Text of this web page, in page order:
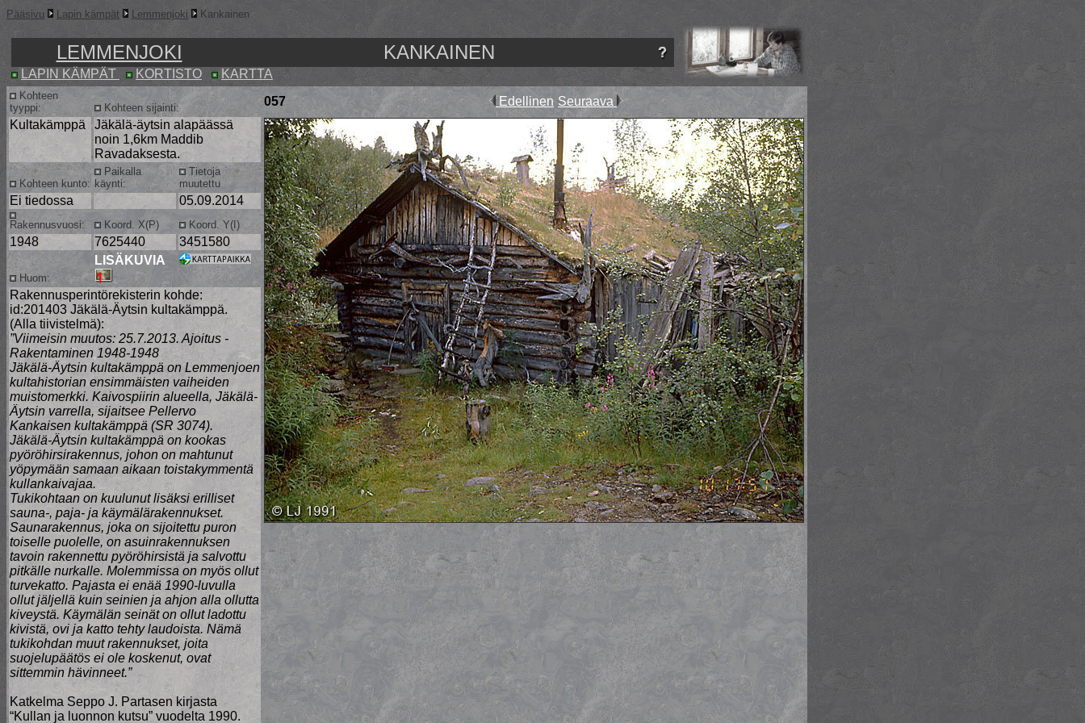
Pääsivu Lapin kämpät Lemmenjoki Kankainen
LEMMENJOKI KANKAINEN
LAPIN KÄMPÄT KORTISTO KARTTA
Kohteen
tyyppi:
Kohteen sijainti: 057 Edellinen Seuraava
Kultakämppä
Jäkälä-äytsin alapäässä
noin 1,6km Maddib
Ravadaksesta.
Kohteen kunto:
Paikalla
käynti:
Tietoja
muutettu
Ei tiedossa 05.09.2014
Rakennusvuosi: Koord. X(P) Koord. Y(I)
1948 7625440 3451580
Huom:
LISÄKUVIA
Rakennusperintörekisterin kohde:
id:201403 Jäkälä-Äytsin kultakämppä.
(Alla tiivistelmä):
”Viimeisin muutos: 25.7.2013. Ajoitus -
Rakentaminen 1948-1948
Jäkälä-Äytsin kultakämppä on Lemmenjoen
kultahistorian ensimmäisten vaiheiden
muistomerkki. Kaivospiirin alueella, Jäkälä-
Äytsin varrella, sijaitsee Pellervo
Kankaisen kultakämppä (SR 3074).
Jäkälä-Äytsin kultakämppä on kookas
pyöröhirsirakennus, johon on mahtunut
yöpymään samaan aikaan toistakymmentä
kullankaivajaa.
Tukikohtaan on kuulunut lisäksi erilliset
sauna-, paja- ja käymälärakennukset.
Saunarakennus, joka on sijoitettu puron
toiselle puolelle, on asuinrakennuksen
tavoin rakennettu pyöröhirsistä ja salvottu
pitkälle nurkalle. Molemmissa on myös ollut
turvekatto. Pajasta ei enää 1990-luvulla
ollut jäljellä kuin seinien ja ahjon alla ollutta
kiveystä. Käymälän seinät on ollut ladottu
kivistä, ovi ja katto tehty laudoista. Nämä
tukikohdan muut rakennukset, joita
suojelupäätös ei ole koskenut, ovat
sittemmin hävinneet.”
Katkelma Seppo J. Partasen kirjasta
“Kullan ja luonnon kutsu” vuodelta 1990.